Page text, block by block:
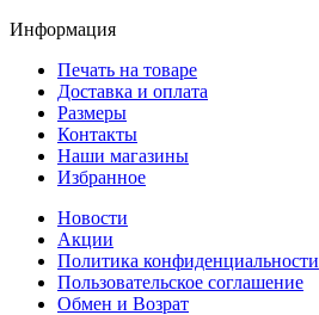
Информация
Печать на товаре
Доставка и оплата
Размеры
Контакты
Наши магазины
Избранное
Новости
Акции
Политика конфиденциальности
Пользовательское соглашение
Обмен и Возрат